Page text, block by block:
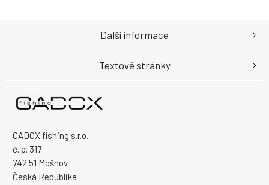
CADOX fishing s.r.o.
č. p. 317
742 51 Mošnov
Česká Republika
Další informace
Textové stránky